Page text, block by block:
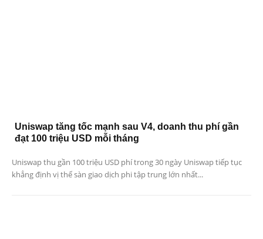
Uniswap tăng tốc mạnh sau V4, doanh thu phí gần
đạt 100 triệu USD mỗi tháng
Uniswap thu gần 100 triệu USD phí trong 30 ngày Uniswap tiếp tục
khẳng định vị thế sàn giao dịch phi tập trung lớn nhất...